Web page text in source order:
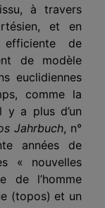
à travers
et en
de
de modèle
euclidiennes
comme la
y a plus d’un
Jahrbuch, n°
années de
« nouvelles
de l’homme
(topos) et un